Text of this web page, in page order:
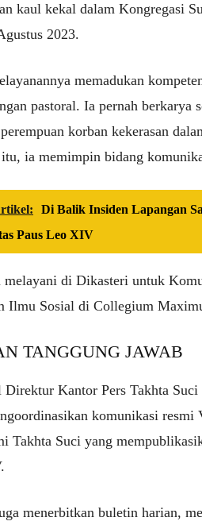
kaul kekal dalam Kongregasi
2023.
memadukan
pastoral. Ia pernah berkarya
korban kekerasan
ia memimpin bidang
Di Balik Insiden Lapangan
Paus Leo XIV
melayani di Dikasteri untuk
Ilmu Sosial di Collegium
TANGGUNG JAWAB
Direktur Kantor Pers Takhta
komunikasi resmi
Takhta Suci yang
.
menerbitkan buletin harian,